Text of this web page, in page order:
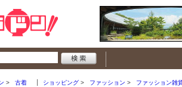
古着 ショッピング ファッション ファッション雑